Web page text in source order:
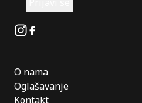
Instagram
Facebook
O nama
Oglašavanje
Kontakt